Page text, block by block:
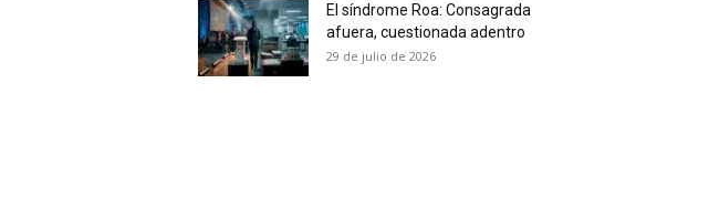
Subscribe to our daily clipping and receive all the news
of vaping and tobacco harm reduction in your email.
El síndrome Roa: Consagrada
afuera, cuestionada adentro
29 de julio de 2026